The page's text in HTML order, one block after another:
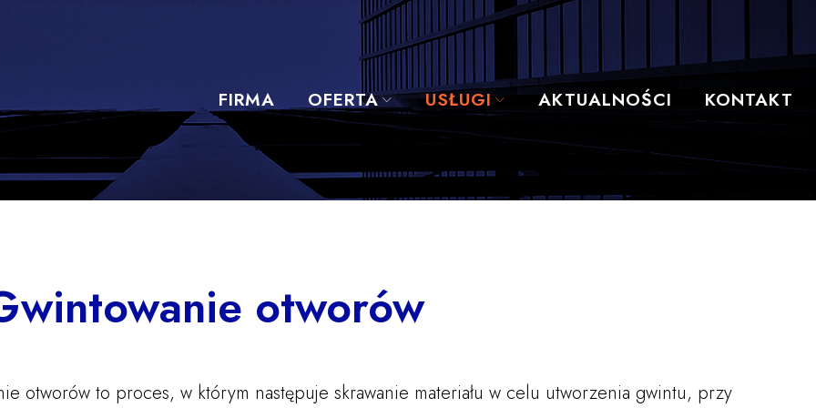
FIRMA OFERTA USŁUGI AKTUALNOŚCI KONTAKT
otworów
otworów to proces, w którym następuje skrawanie materiału w celu utworzenia gwintu, przy